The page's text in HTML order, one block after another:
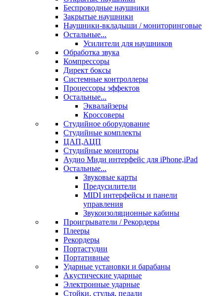
Беспроводные наушники
Закрытые наушники
Наушники-вкладыши / мониторинговые
Остальные...
Усилители для наушников
Обработка звука
Компрессоры
Директ боксы
Системные контроллеры
Процессоры эффектов
Остальные...
Эквалайзеры
Кроссоверы
Студийное оборудование
Студийные комплекты
ЦАП,АЦП
Студийные мониторы
Аудио Миди интерфейс для iPhone,iPad
Остальные...
Звуковые карты
Предусилители
MIDI интерфейсы и панели
управления
Звукоизоляционные кабины
Проигрыватели / Рекордеры
Плееры
Рекордеры
Портастудии
Портативные
Ударные установки и барабаны
Акустические ударные
Электронные ударные
Стойки, стулья, педали